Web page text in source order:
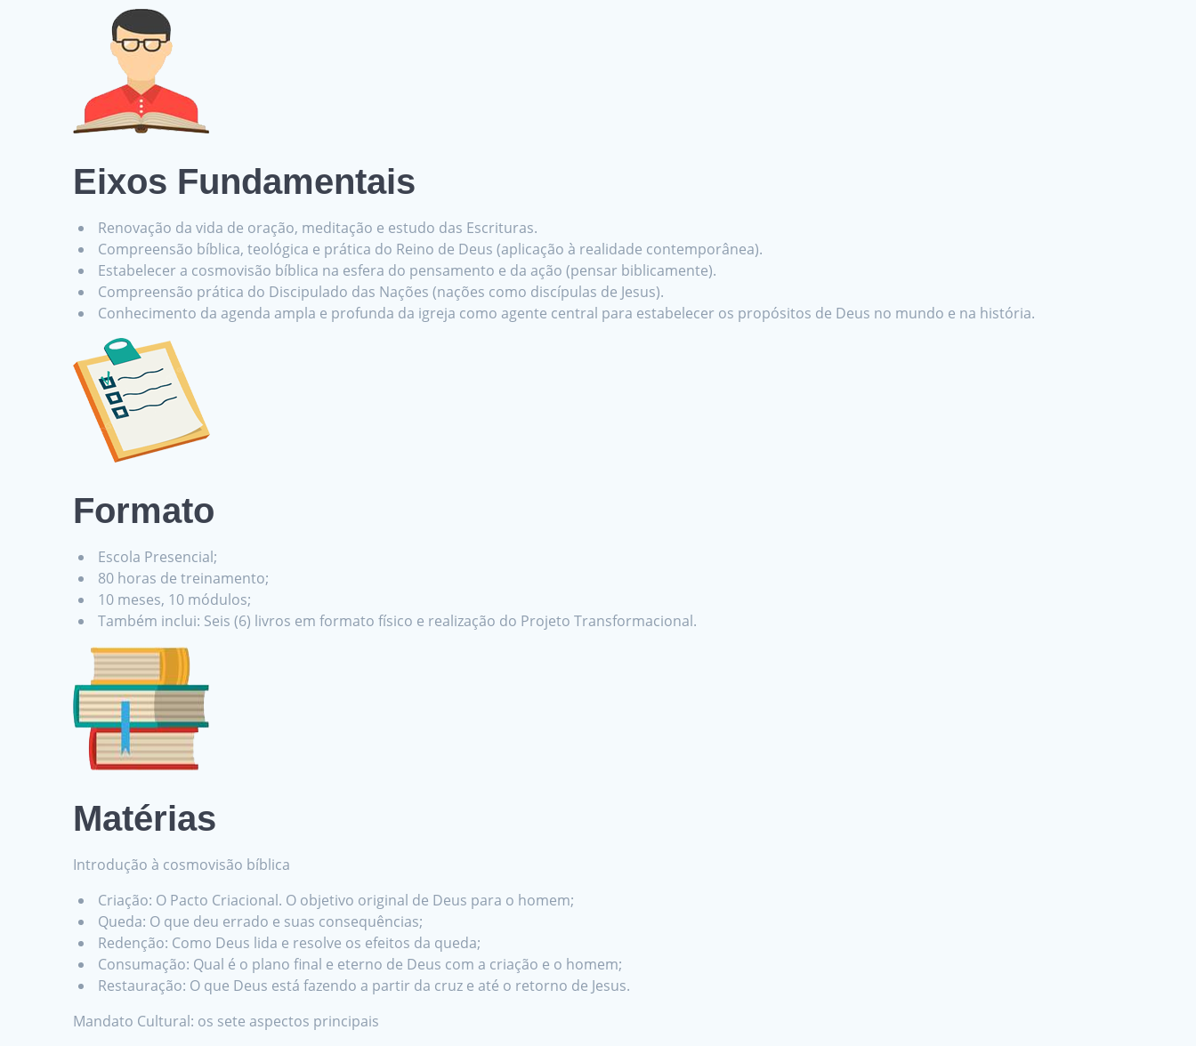
Eixos Fundamentais
Renovação da vida de oração, meditação e estudo das Escrituras.
Compreensão bíblica, teológica e prática do Reino de Deus (aplicação à realidade contemporânea).
Estabelecer a cosmovisão bíblica na esfera do pensamento e da ação (pensar biblicamente).
Compreensão prática do Discipulado das Nações (nações como discípulas de Jesus).
Conhecimento da agenda ampla e profunda da igreja como agente central para estabelecer os propósitos de Deus no mundo e na história.
Formato
Escola Presencial;
80 horas de treinamento;
10 meses, 10 módulos;
Também inclui: Seis (6) livros em formato físico e realização do Projeto Transformacional.
Matérias
Introdução à cosmovisão bíblica
Criação: O Pacto Criacional. O objetivo original de Deus para o homem;
Queda: O que deu errado e suas consequências;
Redenção: Como Deus lida e resolve os efeitos da queda;
Consumação: Qual é o plano final e eterno de Deus com a criação e o homem;
Restauração: O que Deus está fazendo a partir da cruz e até o retorno de Jesus.
Mandato Cultural: os sete aspectos principais